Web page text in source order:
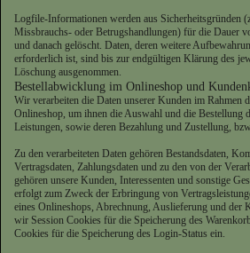
Logfile-Informationen werden aus Sicherheitsgründen
Missbrauchs- oder Betrugshandlungen) für die Dauer
und danach gelöscht. Daten, deren weitere
erforderlich ist, sind bis zur endgültigen Klärung des
Löschung ausgenommen.
Bestellabwicklung im Onlineshop und
Wir verarbeiten die Daten unserer Kunden im Rahmen
Onlineshop, um ihnen die Auswahl und die Bestellung
Leistungen, sowie deren Bezahlung und Zustellung,
Zu den verarbeiteten Daten gehören Bestandsdaten,
Vertragsdaten, Zahlungsdaten und zu den von der
gehören unsere Kunden, Interessenten und sonstige
erfolgt zum Zweck der Erbringung von
eines Onlineshops, Abrechnung, Auslieferung und der
wir Session Cookies für die Speicherung des
Cookies für die Speicherung des Login-Status ein.